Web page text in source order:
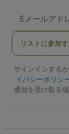
メ
ア
ス
リストに参加
サインインする
イバシーポリシ
通知を受け取る